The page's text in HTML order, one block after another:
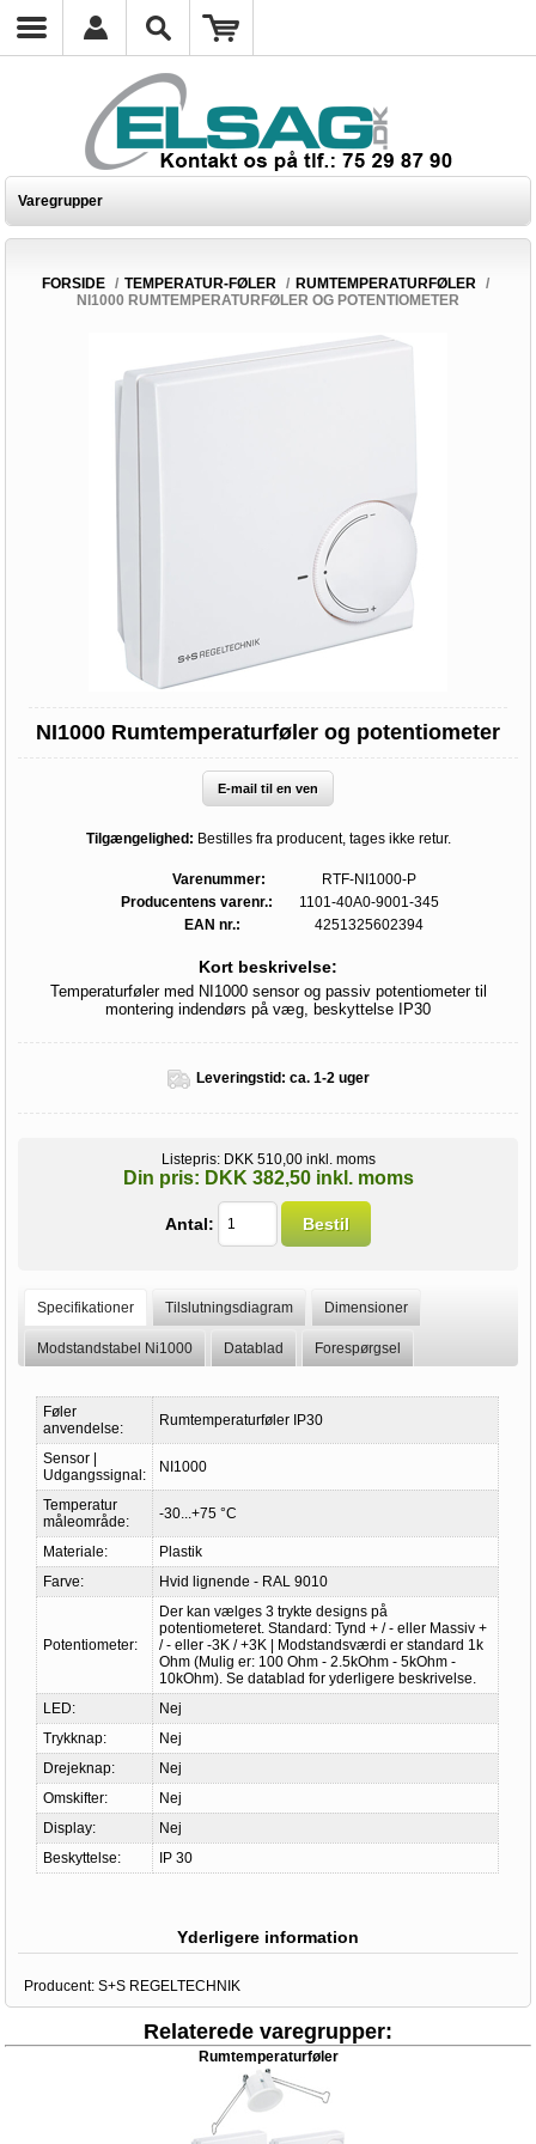
Varegrupper
FORSIDE / TEMPERATUR-FØLER / RUMTEMPERATURFØLER
/
NI1000 RUMTEMPERATURFØLER OG POTENTIOMETER
NI1000 Rumtemperaturføler og potentiometer
E-mail til en ven
Tilgængelighed: Bestilles fra producent, tages ikke retur.
Varenummer:
RTF-NI1000-P
Producentens varenr.:
1101-40A0-9001-345
EAN nr.:
4251325602394
Kort beskrivelse:
Temperaturføler med NI1000 sensor og passiv potentiometer til
montering indendørs på væg, beskyttelse IP30
Leveringstid: ca. 1-2 uger
Listepris: DKK 510,00 inkl. moms
Din pris: DKK 382,50 inkl. moms
Antal: Bestil
Specifikationer Tilslutningsdiagram Dimensioner
Modstandstabel Ni1000 Datablad Forespørgsel
Føler
anvendelse:
Rumtemperaturføler IP30
Sensor |
Udgangssignal:
NI1000
Temperatur
måleområde:
-30...+75 °C
Materiale:
Plastik
Farve:
Hvid lignende - RAL 9010
Potentiometer:
Der kan vælges 3 trykte designs på
potentiometeret. Standard: Tynd + / - eller Massiv +
/ - eller -3K / +3K | Modstandsværdi er standard 1k
Ohm (Mulig er: 100 Ohm - 2.5kOhm - 5kOhm -
10kOhm). Se datablad for yderligere beskrivelse.
LED:
Nej
Trykknap:
Nej
Drejeknap:
Nej
Omskifter:
Nej
Display:
Nej
Beskyttelse:
IP 30
Yderligere information
Producent: S+S REGELTECHNIK
Relaterede varegrupper:
Rumtemperaturføler